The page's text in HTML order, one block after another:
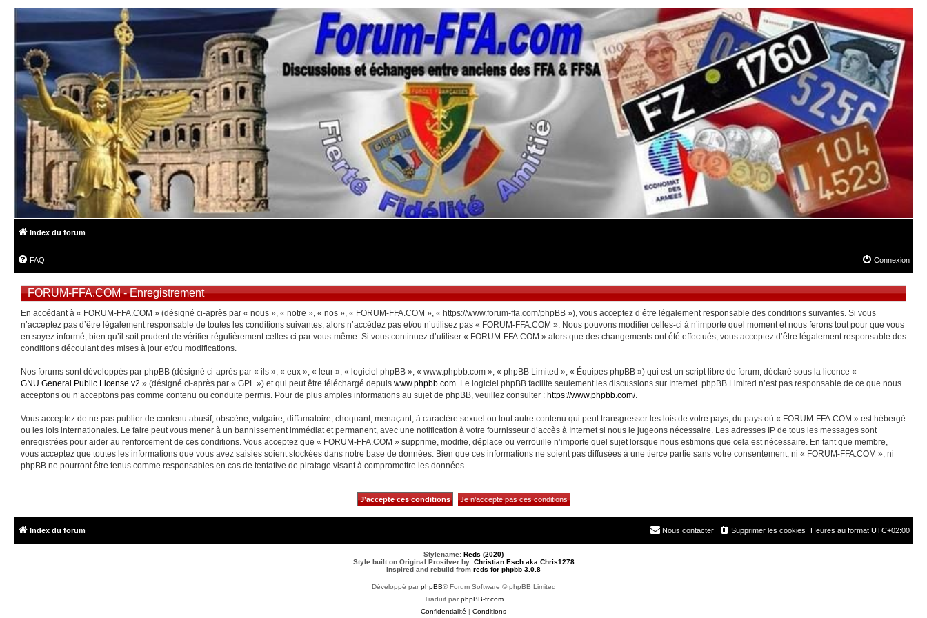
Index du forum
FAQ Connexion
FORUM-FFA.COM - Enregistrement
En accédant à « FORUM-FFA.COM » (désigné ci-après par « nous », « notre », « nos », « FORUM-FFA.COM », « https://www.forum-ffa.com/phpBB »), vous acceptez d’être légalement responsable des conditions suivantes. Si vous
n’acceptez pas d’être légalement responsable de toutes les conditions suivantes, alors n’accédez pas et/ou n’utilisez pas « FORUM-FFA.COM ». Nous pouvons modifier celles-ci à n’importe quel moment et nous ferons tout pour que vous
en soyez informé, bien qu’il soit prudent de vérifier régulièrement celles-ci par vous-même. Si vous continuez d’utiliser « FORUM-FFA.COM » alors que des changements ont été effectués, vous acceptez d’être légalement responsable des
conditions découlant des mises à jour et/ou modifications.
Nos forums sont développés par phpBB (désigné ci-après par « ils », « eux », « leur », « logiciel phpBB », « www.phpbb.com », « phpBB Limited », « Équipes phpBB ») qui est un script libre de forum, déclaré sous la licence «
GNU General Public License v2 » (désigné ci-après par « GPL ») et qui peut être téléchargé depuis www.phpbb.com. Le logiciel phpBB facilite seulement les discussions sur Internet. phpBB Limited n’est pas responsable de ce que nous
acceptons ou n’acceptons pas comme contenu ou conduite permis. Pour de plus amples informations au sujet de phpBB, veuillez consulter : https://www.phpbb.com/.
Vous acceptez de ne pas publier de contenu abusif, obscène, vulgaire, diffamatoire, choquant, menaçant, à caractère sexuel ou tout autre contenu qui peut transgresser les lois de votre pays, du pays où « FORUM-FFA.COM » est hébergé
ou les lois internationales. Le faire peut vous mener à un bannissement immédiat et permanent, avec une notification à votre fournisseur d’accès à Internet si nous le jugeons nécessaire. Les adresses IP de tous les messages sont
enregistrées pour aider au renforcement de ces conditions. Vous acceptez que « FORUM-FFA.COM » supprime, modifie, déplace ou verrouille n’importe quel sujet lorsque nous estimons que cela est nécessaire. En tant que membre,
vous acceptez que toutes les informations que vous avez saisies soient stockées dans notre base de données. Bien que ces informations ne soient pas diffusées à une tierce partie sans votre consentement, ni « FORUM-FFA.COM », ni
phpBB ne pourront être tenus comme responsables en cas de tentative de piratage visant à compromettre les données.
Index du forum Heures au format UTC+02:00
Supprimer les cookies
Nous contacter
Stylename: Reds (2020)
Style built on Original Prosilver by: Christian Esch aka Chris1278
inspired and rebuild from reds for phpbb 3.0.8
Développé parphpBB® Forum Software © phpBB Limited
Traduit parphpBB-fr.com
Confidentialité | Conditions